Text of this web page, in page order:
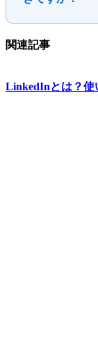
関連記事
LinkedInとは？使